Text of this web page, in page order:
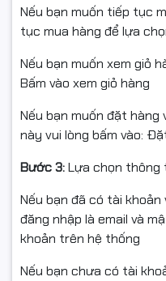
không bị biến dạng màu
Đặc biệt, tỷ lệ tương
có chiều sâu rõ rệt,
hiện rõ ràng hơn so với
Độ sáng 600cd/m² đáp
nghiệp
Với độ sáng lên tới
hiển thị hình ảnh rõ
sáng mạnh. Đây là yếu
studio, văn phòng mở
dung HDR và hình ảnh có
Nếu bạn muốn tiếp tục
tục mua hàng để lựa
Nếu bạn muốn xem giỏ
Bấm vào xem giỏ hàng
Nếu bạn muốn đặt
này vui lòng bấm vào:
Bước 3:Lựa chọn thông
Nếu bạn đã có tài
đăng nhập là email và
khoản trên hệ thống
Nếu bạn chưa có tài